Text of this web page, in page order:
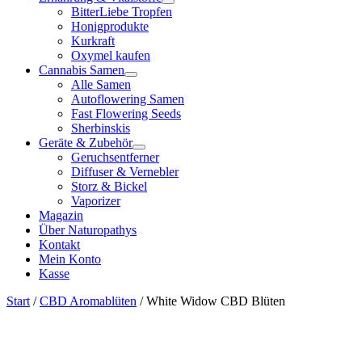
BitterLiebe Tropfen
Honigprodukte
Kurkraft
Oxymel kaufen
Cannabis Samen
Alle Samen
Autoflowering Samen
Fast Flowering Seeds
Sherbinskis
Geräte & Zubehör
Geruchsentferner
Diffuser & Vernebler
Storz & Bickel
Vaporizer
Magazin
Über Naturopathys
Kontakt
Mein Konto
Kasse
Start /CBD Aromablüten / White Widow CBD Blüten